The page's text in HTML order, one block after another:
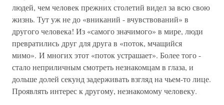
людей, чем человек прежних столетий видел за всю свою
жизнь. Тут уж не до «вниканий - вчувствований» в
другого человека! Из «самого значимого» в мире, люди
превратились друг для друга в «поток, мчащийся
мимо». И многих этот «поток устрашает». Более того -
стало неприличным смотреть незнакомцам в глаза, и
дольше долей секунд задерживать взгляд на чьем-то лице.
Проявлять интерес к другому, незнакомому человеку.